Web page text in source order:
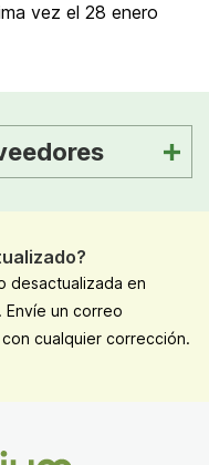
vez el 28 enero
desactualizada en
Envíe un correo
in New Tab
con cualquier corrección.